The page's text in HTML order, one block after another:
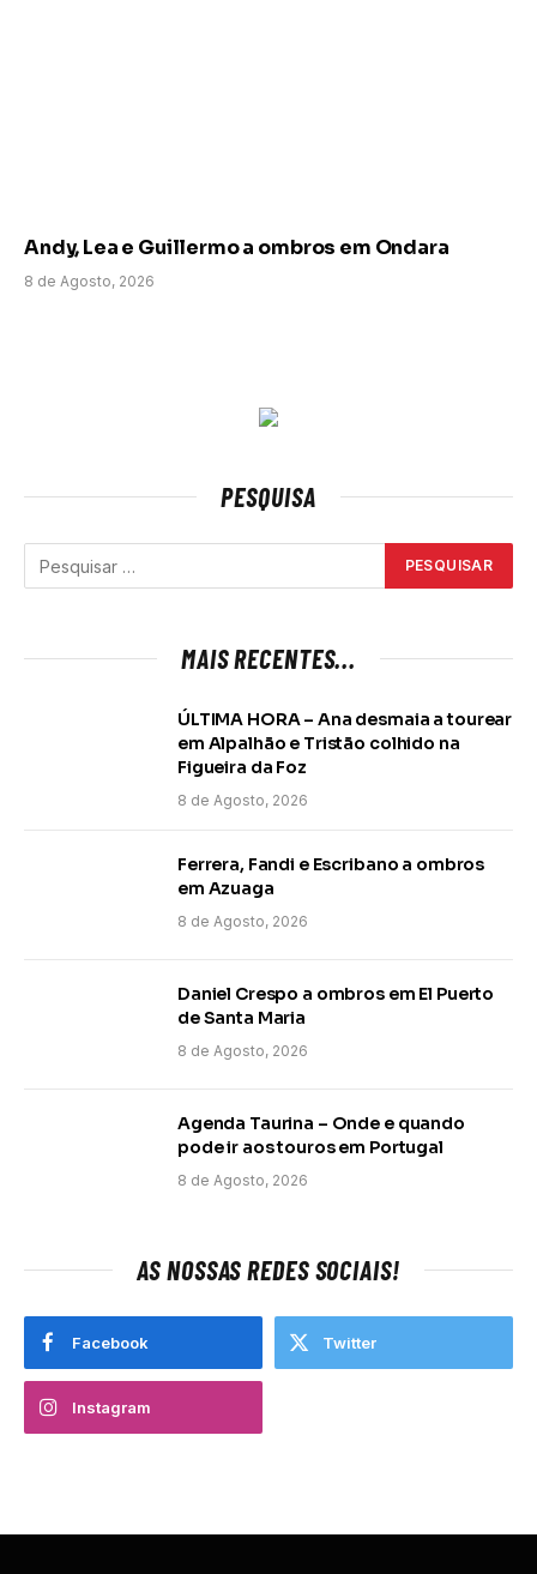
Andy, Lea e Guillermo a ombros em Ondara
8 de Agosto, 2026
PESQUISA
MAIS RECENTES...
ÚLTIMA HORA – Ana desmaia a tourear
em Alpalhão e Tristão colhido na
Figueira da Foz
8 de Agosto, 2026
Ferrera, Fandi e Escribano a ombros
em Azuaga
8 de Agosto, 2026
Daniel Crespo a ombros em El Puerto
de Santa Maria
8 de Agosto, 2026
Agenda Taurina – Onde e quando
pode ir aos touros em Portugal
8 de Agosto, 2026
AS NOSSAS REDES SOCIAIS!
Facebook Twitter
Instagram